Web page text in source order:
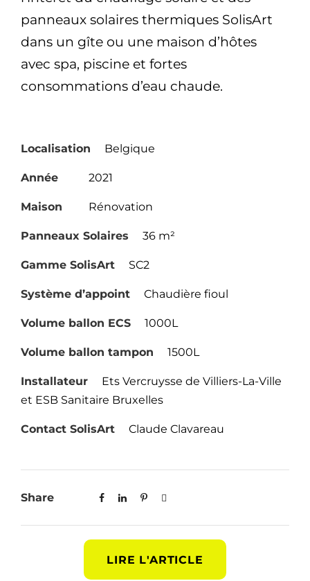
panneaux solaires thermiques SolisArt
dans un gîte ou une maison d’hôtes
avec spa, piscine et fortes
consommations d’eau chaude.
Localisation Belgique
Année 2021
Maison Rénovation
Panneaux Solaires 36 m²
Gamme SolisArt SC2
Système d’appoint Chaudière fioul
Volume ballon ECS 1000L
Volume ballon tampon 1500L
Installateur
Ets Vercruysse de Villiers-La-Ville
et ESB Sanitaire Bruxelles
Contact SolisArt Claude Clavareau
Share
LIRE L'ARTICLE